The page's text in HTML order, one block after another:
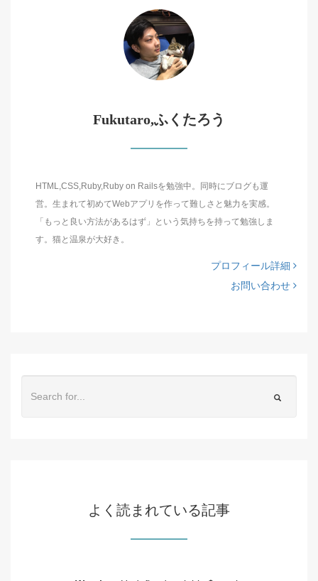
Fukutaro,ふくたろう
HTML,CSS,Ruby,Ruby on Railsを勉強中。同時にブログも運
営。生まれて初めてWebアプリを作って難しさと魅力を実感。
「もっと良い方法があるはず」という気持ちを持って勉強しま
す。猫と温泉が大好き。
プロフィール詳細
お問い合わせ
よく読まれている記事